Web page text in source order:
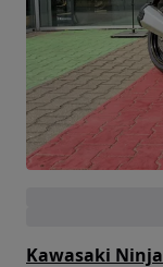
Kawasaki Ninja